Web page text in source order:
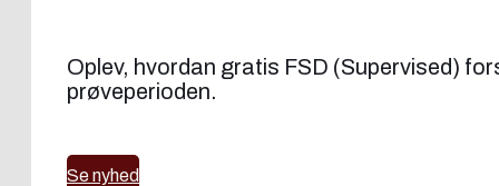
Oplev, hvordan gratis FSD (Supervised)
prøveperioden.
Se nyhed